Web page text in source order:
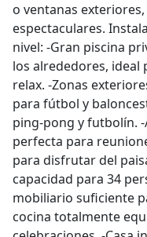
o ventanas
espectaculares.
nivel: -Gran piscina
los alrededores,
relax. -Zonas
para fútbol y
ping-pong y futbolín.
perfecta para
para disfrutar del
capacidad para 34
mobiliario suficiente
cocina totalmente